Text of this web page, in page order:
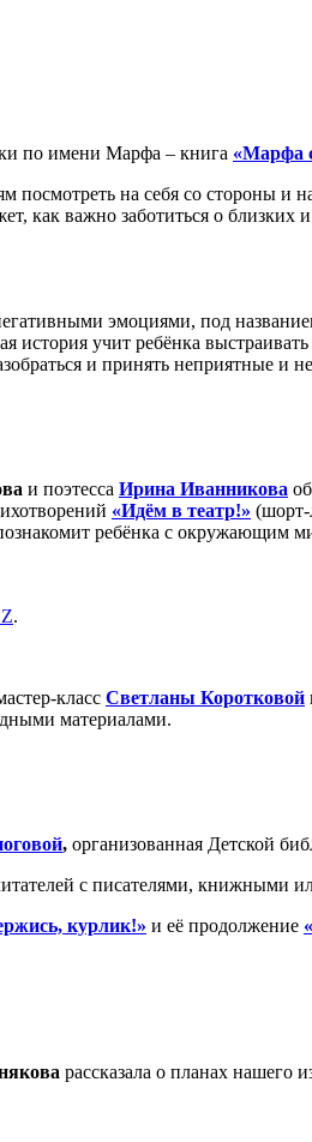
по имени Марфа – книга «Марфа
на себя со стороны и
как важно заботиться о близких
эмоциями, под
учит ребёнка
и принять неприятные и
и поэтесса Ирина Иванникова
«Идём в театр!»
ребёнка с окружающим
.
класс Светланы Коротковой
материалами.
, организованная Детской
с писателями, книжными
курлик!» и её продолжение «
рассказала о планах нашего